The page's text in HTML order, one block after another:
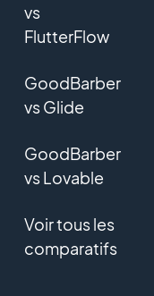
vs
FlutterFlow
GoodBarber
vs Glide
GoodBarber
vs Lovable
Voir tous les
comparatifs